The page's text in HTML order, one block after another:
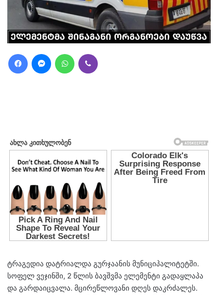
FacebookMessengerWhatsApp
ტრა­გე­დია დატ­რი­ალ­და გურ­ჯა­ა­ნის მუ­ნი­ცი­პა­ლი­ტეტ­ში.
სო­ფელ ვე­ჯინ­ში, 2 წლის ბავ­შვმა ელე­მენ­ტი გა­დაყ­ლა­პა
და გარ­და­იც­ვა­ლა. მცი­რე­წლო­ვა­ნი დღეს დაკ­რძა­ლეს.